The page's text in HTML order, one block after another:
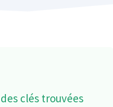
clés trouvées